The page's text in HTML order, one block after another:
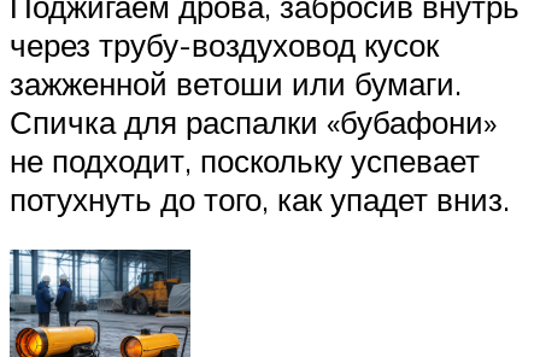
через трубу-воздуховод кусок
зажженной ветоши или бумаги.
Спичка для распалки «бубафони»
не подходит, поскольку успевает
потухнуть до того, как упадет вниз.